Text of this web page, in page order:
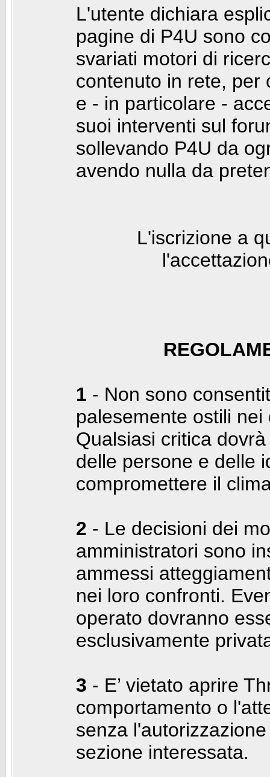
L'utente dichiara
pagine di P4U sono
svariati motori di
contenuto in rete, per
e - in particolare -
suoi interventi sul
sollevando P4U da
avendo nulla da
L'iscrizione a
1 - Non sono
palesemente ostili
Qualsiasi critica
delle persone e delle
compromettere il
2 - Le decisioni dei
amministratori sono
ammessi
nei loro confronti.
operato dovranno
esclusivamente
3 - E’ vietato aprire
comportamento o
senza
sezione interessata.